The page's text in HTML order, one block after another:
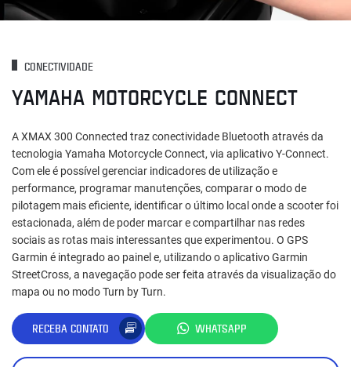
CONECTIVIDADE
YAMAHA MOTORCYCLE CONNECT
A XMAX 300 Connected traz conectividade Bluetooth através da
tecnologia Yamaha Motorcycle Connect, via aplicativo Y-Connect.
Com ele é possível gerenciar indicadores de utilização e
performance, programar manutenções, comparar o modo de
pilotagem mais eficiente, identificar o último local onde a scooter foi
estacionada, além de poder marcar e compartilhar nas redes
sociais as rotas mais interessantes que experimentou. O GPS
Garmin é integrado ao painel e, utilizando o aplicativo Garmin
StreetCross, a navegação pode ser feita através da visualização do
mapa ou no modo Turn by Turn.
RECEBA CONTATO WHATSAPP